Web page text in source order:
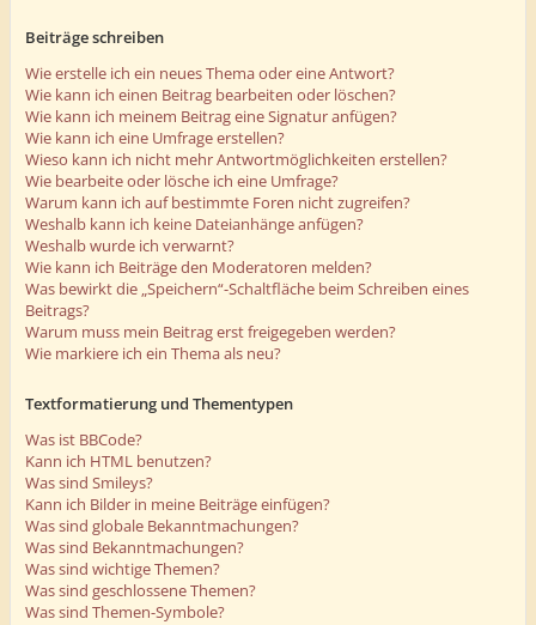
Beiträge schreiben
Wie erstelle ich ein neues Thema oder eine Antwort?
Wie kann ich einen Beitrag bearbeiten oder löschen?
Wie kann ich meinem Beitrag eine Signatur anfügen?
Wie kann ich eine Umfrage erstellen?
Wieso kann ich nicht mehr Antwortmöglichkeiten erstellen?
Wie bearbeite oder lösche ich eine Umfrage?
Warum kann ich auf bestimmte Foren nicht zugreifen?
Weshalb kann ich keine Dateianhänge anfügen?
Weshalb wurde ich verwarnt?
Wie kann ich Beiträge den Moderatoren melden?
Was bewirkt die „Speichern“-Schaltfläche beim Schreiben eines
Beitrags?
Warum muss mein Beitrag erst freigegeben werden?
Wie markiere ich ein Thema als neu?
Textformatierung und Thementypen
Was ist BBCode?
Kann ich HTML benutzen?
Was sind Smileys?
Kann ich Bilder in meine Beiträge einfügen?
Was sind globale Bekanntmachungen?
Was sind Bekanntmachungen?
Was sind wichtige Themen?
Was sind geschlossene Themen?
Was sind Themen-Symbole?